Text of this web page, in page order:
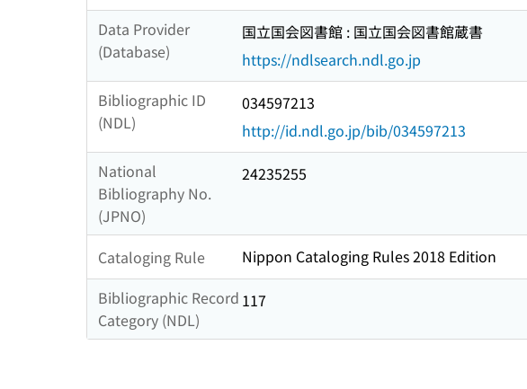
Data Provider
(Database)
国立国会図書館 : 国立国会図書館蔵書
https://ndlsearch.ndl.go.jp
Bibliographic ID
(NDL)
034597213
http://id.ndl.go.jp/bib/034597213
National
Bibliography No.
(JPNO)
24235255
Cataloging Rule
Nippon Cataloging Rules 2018 Edition
Bibliographic Record
Category (NDL)
117